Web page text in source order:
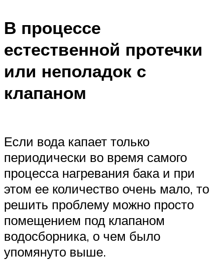
В процессе
естественной протечки
или неполадок с
клапаном
Если вода капает только
периодически во время самого
процесса нагревания бака и при
этом ее количество очень мало, то
решить проблему можно просто
помещением под клапаном
водосборника, о чем было
упомянуто выше.